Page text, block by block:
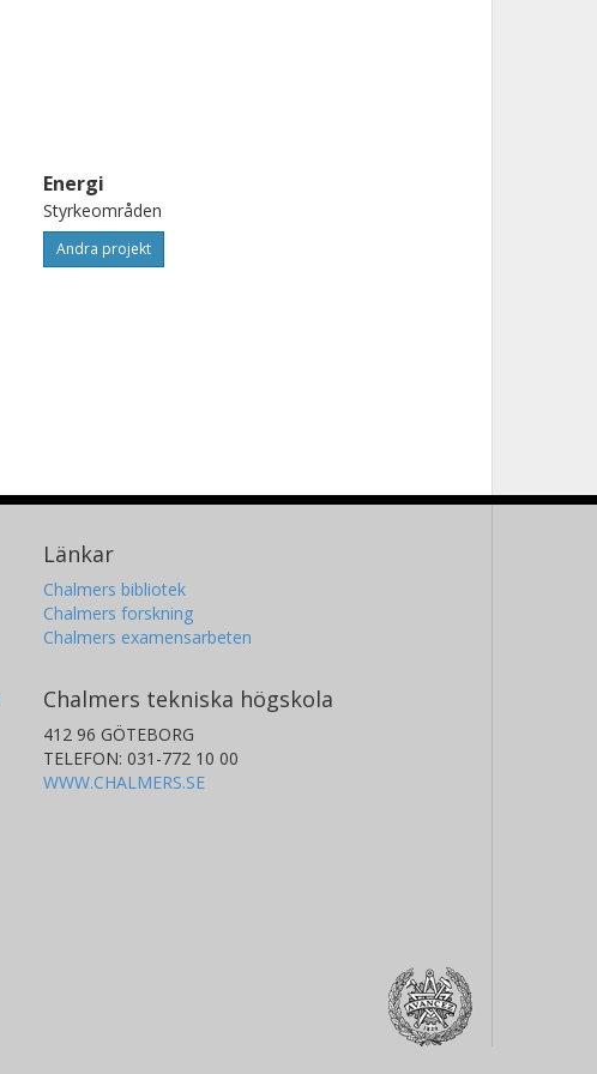
Energi
Styrkeområden
Andra projekt
Länkar
Chalmers bibliotek
Chalmers forskning
Chalmers examensarbeten
Chalmers tekniska högskola
412 96 GÖTEBORG
TELEFON: 031-772 10 00
WWW.CHALMERS.SE